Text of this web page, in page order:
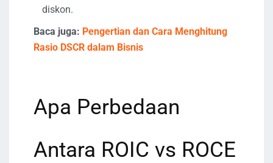
diskon.
Baca juga: Pengertian dan Cara Menghitung
Rasio DSCR dalam Bisnis
Apa Perbedaan
Antara ROIC vs ROCE